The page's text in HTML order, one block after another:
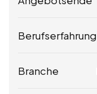
Berufserfahrung
Branche